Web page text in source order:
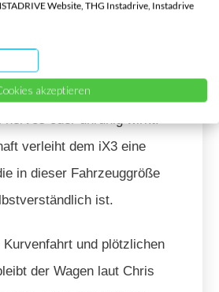
er als
würden
ohne dass das
nervös oder unruhig wirkt.
verleiht dem iX3 eine
in dieser Fahrzeuggröße
ist.
und plötzlichen
der Wagen laut Chris
Website, THG Instadrive, Instadrive
akzeptieren